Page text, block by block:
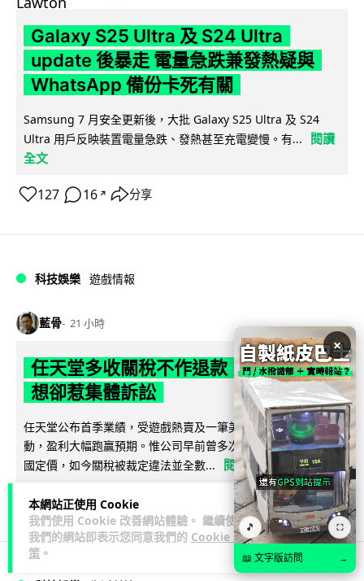
本網站正使用 Cookie
我們使用 Cookie 改善網站體驗。 繼續使用
我們的網站即表示您同意我們的 Cookie 政
策 。
Galaxy S25 Ultra 及 S24 Ultra
update 後暴走 電量急跌兼發熱疑與
WhatsApp 備份卡死有關
Samsung 7 月安全更新後，大批 Galaxy S25 Ultra 及 S24
Ultra 用戶反映裝置電量急跌、發熱甚至充電變慢。有...
閱讀
全文
127 16 ↗ 分享
科技娛樂 遊戲情報
藍骨 21 小時
任天堂多收關稅不作退款 業績報告理
想卻惹集體訴訟
任天堂公布首季業績，受遊戲熱賣及一筆美國退還關稅款項帶
動，盈利大幅跑贏預期。惟公司早前曾多次以關稅為由調高美
國定價，如今關稅被裁定違法並全數...
閱讀全文
35 4↗ 分享
×
🎵 ⛶
📖 文字版訪問 →